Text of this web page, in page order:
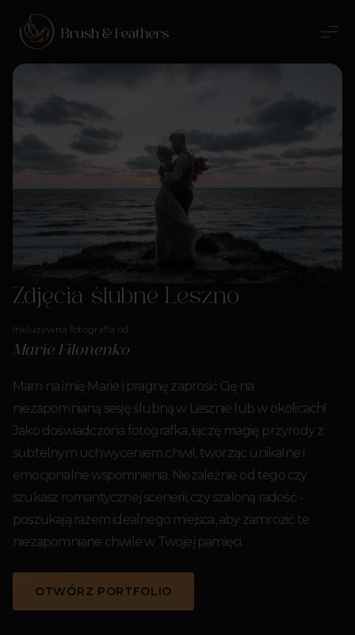
Zdjęcia ślubne Leszno
Inkluzywna fotografia od
Marie Filonenko
Mam na imię Marie i pragnę zaprosić Cię na
niezapomnianą sesję ślubną w Lesznie lub w okolicach!
Jako doświadczona fotografka, łączę magię przyrody z
subtelnym uchwyceniem chwil, tworząc unikalne i
emocjonalne wspomnienia. Niezależnie od tego czy
szukasz romantycznej scenerii, czy szaloną radość -
poszukają razem idealnego miejsca, aby zamrozić te
niezapomniane chwile w Twojej pamięci.
OTWÓRZ PORTFOLIO